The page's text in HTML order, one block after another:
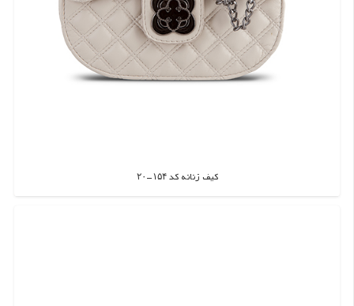
کیف زنانه کد ۱۵۴-۲۰
اطلاعات بیشتر